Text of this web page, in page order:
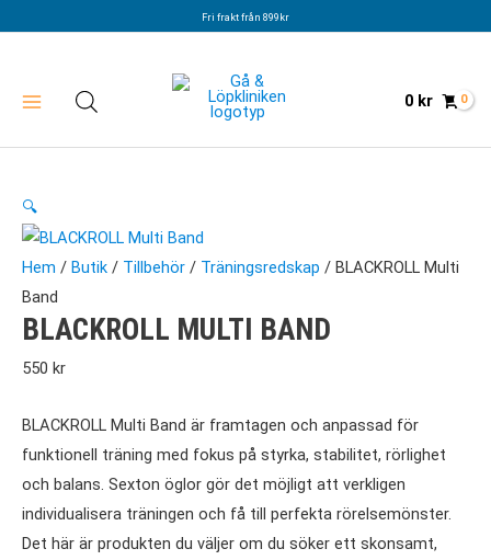
Fri frakt från 899kr
0 kr
🔍
Hem / Butik / Tillbehör / Träningsredskap / BLACKROLL Multi
Band
BLACKROLL MULTI BAND
550 kr
BLACKROLL Multi Band är framtagen och anpassad för
funktionell träning med fokus på styrka, stabilitet, rörlighet
och balans. Sexton öglor gör det möjligt att verkligen
individualisera träningen och få till perfekta rörelsemönster.
Det här är produkten du väljer om du söker ett skonsamt,